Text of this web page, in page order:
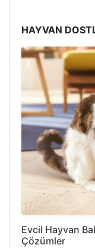
HAYVAN
Evcil Hayvan
Çözümler